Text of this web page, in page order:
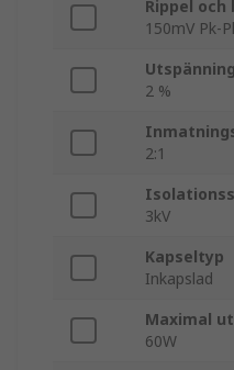
Rippel och
150mV Pk-
2 %
2:1
3kV
Kapseltyp
Inkapslad
Maximal
60W